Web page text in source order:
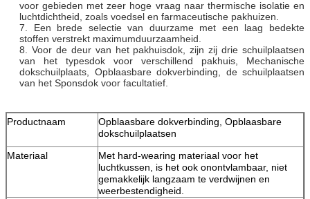
voor gebieden met zeer hoge vraag naar thermische isolatie en
luchtdichtheid, zoals voedsel en farmaceutische pakhuizen.
7. Een brede selectie van duurzame met een laag bedekte
stoffen verstrekt maximumduurzaamheid.
8. Voor de deur van het pakhuisdok, zijn zij drie schuilplaatsen
van het typesdok voor verschillend pakhuis, Mechanische
dokschuilplaats, Opblaasbare dokverbinding, de schuilplaatsen
van het Sponsdok voor facultatief.
Productnaam
Opblaasbare dokverbinding, Opblaasbare
dokschuilplaatsen
Materiaal
Met hard-wearing materiaal voor het
luchtkussen, is het ook onontvlambaar, niet
gemakkelijk langzaam te verdwijnen en
weerbestendigheid.